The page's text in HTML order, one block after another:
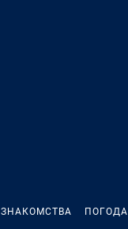
ЗНАКОМСТВА ПОГОДА